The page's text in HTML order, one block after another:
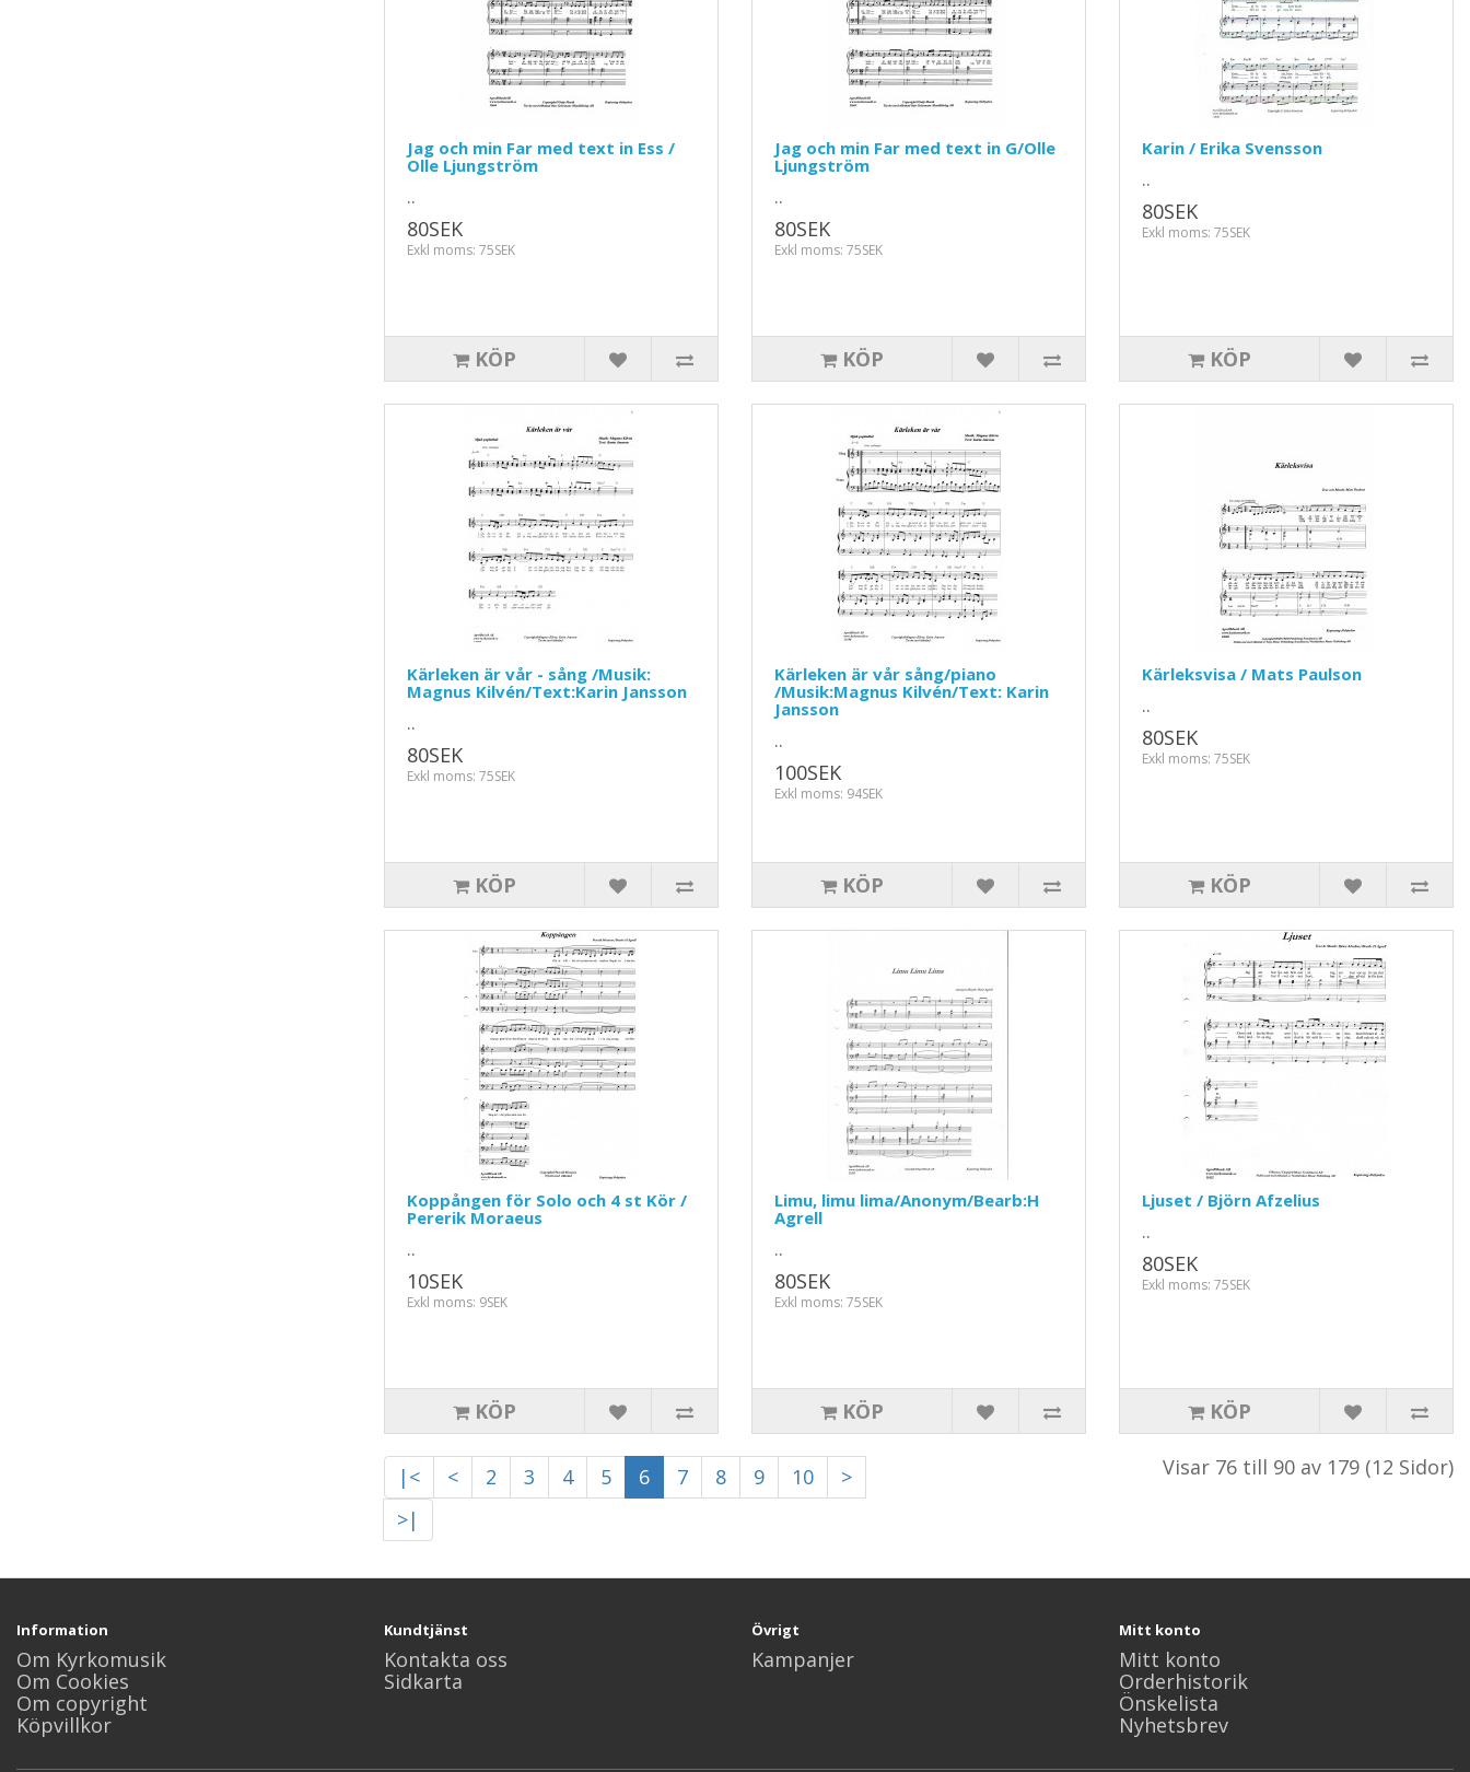
Jag och min Far med text in Ess /
Olle Ljungström
..
80SEK
Exkl moms: 75SEK
KÖP
Jag och min Far med text in G/Olle
Ljungström
..
80SEK
Exkl moms: 75SEK
KÖP
Karin / Erika Svensson
..
80SEK
Exkl moms: 75SEK
KÖP
Kärleken är vår - sång /Musik:
Magnus Kilvén/Text:Karin Jansson
..
80SEK
Exkl moms: 75SEK
KÖP
Kärleken är vår sång/piano
/Musik:Magnus Kilvén/Text: Karin
Jansson
..
100SEK
Exkl moms: 94SEK
KÖP
Kärleksvisa / Mats Paulson
..
80SEK
Exkl moms: 75SEK
KÖP
Koppången för Solo och 4 st Kör /
Pererik Moraeus
..
10SEK
Exkl moms: 9SEK
KÖP
Limu, limu lima/Anonym/Bearb:H
Agrell
..
80SEK
Exkl moms: 75SEK
KÖP
Ljuset / Björn Afzelius
..
80SEK
Exkl moms: 75SEK
KÖP
|< < 2 3 4 5 6 7 8 9 10
>
>|
Visar 76 till 90 av 179 (12 Sidor)
Information
Om Kyrkomusik
Om Cookies
Om copyright
Köpvillkor
Kundtjänst
Kontakta oss
Sidkarta
Övrigt
Kampanjer
Mitt konto
Mitt konto
Orderhistorik
Önskelista
Nyhetsbrev